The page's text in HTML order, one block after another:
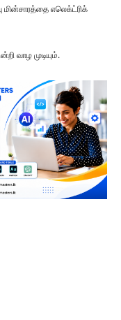
மின்சாரத்தை எலெக்ட்ரிக்
வாழ முடியும்.